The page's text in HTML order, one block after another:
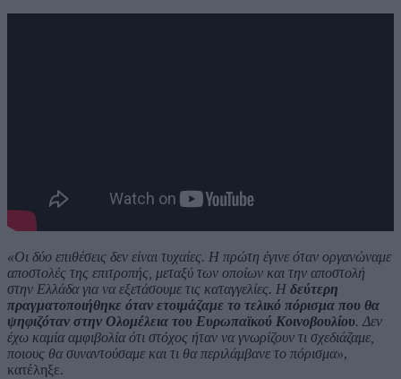
«Οι δύο επιθέσεις δεν είναι τυχαίες. Η πρώτη έγινε όταν οργανώναμε
αποστολές της επιτροπής, μεταξύ των οποίων και την αποστολή
στην Ελλάδα για να εξετάσουμε τις καταγγελίες. Η δεύτερη
πραγματοποιήθηκε όταν ετοιμάζαμε το τελικό πόρισμα που θα
ψηφιζόταν στην Ολομέλεια του Ευρωπαϊκού Κοινοβουλίου. Δεν
έχω καμία αμφιβολία ότι στόχος ήταν να γνωρίζουν τι σχεδιάζαμε,
ποιους θα συναντούσαμε και τι θα περιλάμβανε το πόρισμα»,
κατέληξε.